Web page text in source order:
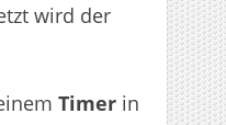
wird der
Timer in